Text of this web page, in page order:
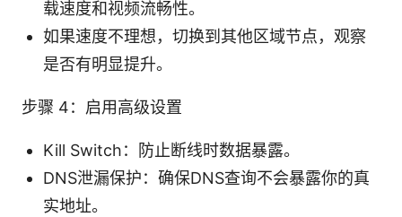
载速度和视频流畅性。
如果速度不理想，切换到其他区域节点，观察
是否有明显提升。
步骤 4：启用高级设置
Kill Switch：防止断线时数据暴露。
DNS泄漏保护：确保DNS查询不会暴露你的真
实地址。